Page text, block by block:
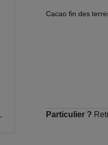
Cacao fin des
Particulier ?